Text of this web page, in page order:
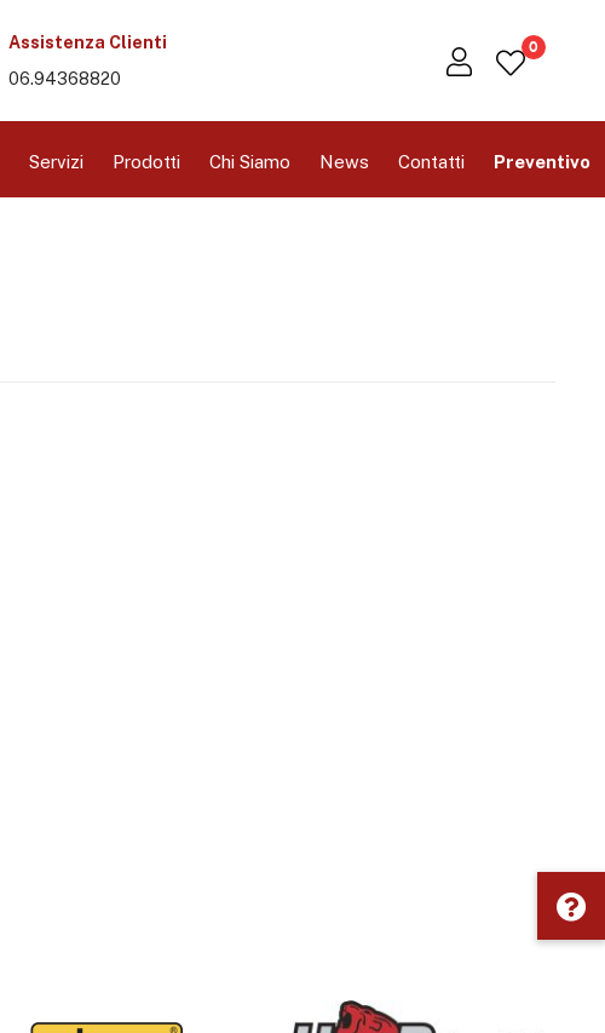
Assistenza Clienti
06.94368820
0
Servizi Prodotti Chi Siamo News Contatti Preventivo